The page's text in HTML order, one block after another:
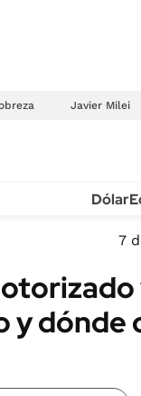
Javier Milei
Dólar
7
y dónde